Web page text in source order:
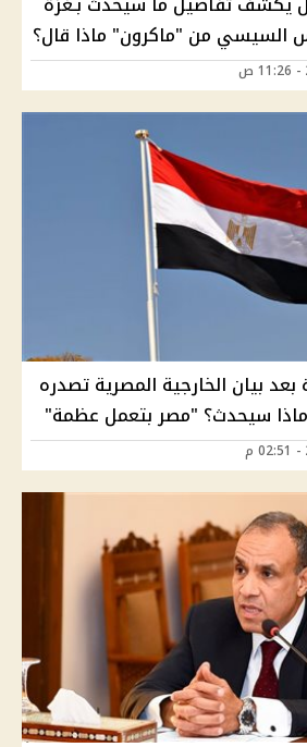
السيسي من "ماكرون" ماذا قال؟
بيان الخارجية المصرية تصدره
ماذا سيحدث؟ "مصر بتعمل عظمة"